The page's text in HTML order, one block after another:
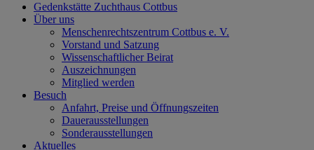
Gedenkstätte Zuchthaus Cottbus
Über uns
Menschenrechtszentrum Cottbus e. V.
Vorstand und Satzung
Wissenschaftlicher Beirat
Auszeichnungen
Mitglied werden
Besuch
Anfahrt, Preise und Öffnungszeiten
Dauerausstellungen
Sonderausstellungen
Aktuelles